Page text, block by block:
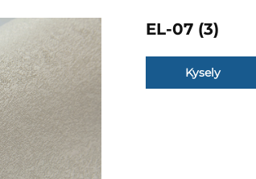
EL-07 (3)
Kysely